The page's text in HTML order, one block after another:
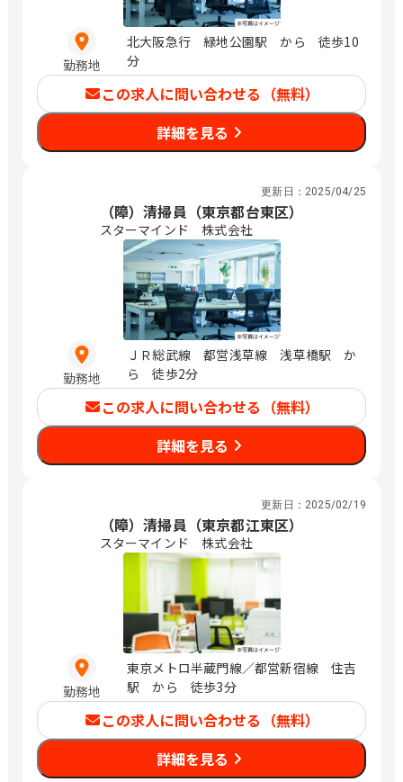
勤務地
北大阪急行 緑地公園駅 から 徒歩10
分
この求人に問い合わせる（無料）
詳細を見る
更新日： 2025/04/25
（障）清掃員（東京都台東区）
スターマインド 株式会社
勤務地
ＪＲ総武線 都営浅草線 浅草橋駅 か
ら 徒歩2分
この求人に問い合わせる（無料）
詳細を見る
更新日： 2025/02/19
（障）清掃員（東京都江東区）
スターマインド 株式会社
勤務地
東京メトロ半蔵門線／都営新宿線 住吉
駅 から 徒歩3分
この求人に問い合わせる（無料）
詳細を見る